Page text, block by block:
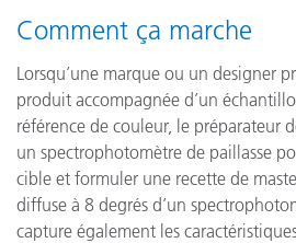
Comment ça marche
Lorsqu’une marque ou un designer
produit accompagnée d’un
référence de couleur, le préparateur
un spectrophotomètre de paillasse
cible et formuler une recette de
diffuse à 8 degrés d’un
capture également les